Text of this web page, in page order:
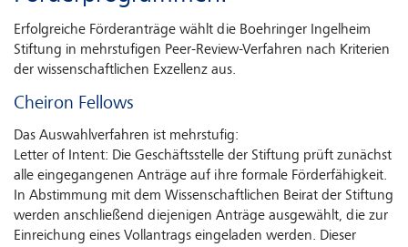
Erfolgreiche Förderanträge wählt die Boehringer Ingelheim
Stiftung in mehrstufigen Peer-Review-Verfahren nach Kriterien
der wissenschaftlichen Exzellenz aus.
Cheiron Fellows
Das Auswahlverfahren ist mehrstufig:
Letter of Intent: Die Geschäftsstelle der Stiftung prüft zunächst
alle eingegangenen Anträge auf ihre formale Förderfähigkeit.
In Abstimmung mit dem Wissenschaftlichen Beirat der Stiftung
werden anschließend diejenigen Anträge ausgewählt, die zur
Einreichung eines Vollantrags eingeladen werden. Dieser